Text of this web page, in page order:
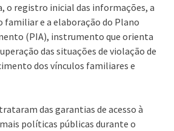
o registro inicial das informações, a
familiar e a elaboração do Plano
(PIA), instrumento que orienta
das situações de violação de
dos vínculos familiares e
das garantias de acesso à
políticas públicas durante o